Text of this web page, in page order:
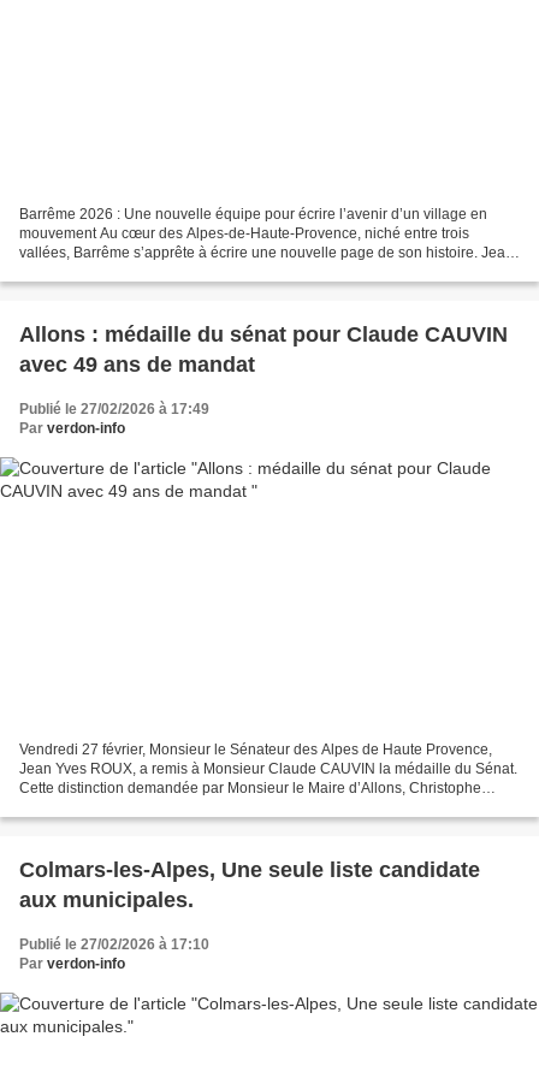
Barrême 2026 : Une nouvelle équipe pour écrire l’avenir d’un village en
mouvement Au cœur des Alpes-de-Haute-Provence, niché entre trois
vallées, Barrême s’apprête à écrire une nouvelle page de son histoire. Jean-
Allons : médaille du sénat pour Claude CAUVIN
avec 49 ans de mandat
Publié le 27/02/2026 à 17:49
Par verdon-info
Vendredi 27 février, Monsieur le Sénateur des Alpes de Haute Provence,
Jean Yves ROUX, a remis à Monsieur Claude CAUVIN la médaille du Sénat.
Cette distinction demandée par Monsieur le Maire d’Allons, Christophe
Colmars-les-Alpes, Une seule liste candidate
aux municipales.
Publié le 27/02/2026 à 17:10
Par verdon-info